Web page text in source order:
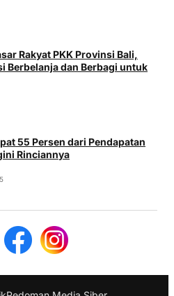
Rakyat PKK Provinsi Bali,
Berbelanja dan Berbagi untuk
55 Persen dari Pendapatan
Rinciannya